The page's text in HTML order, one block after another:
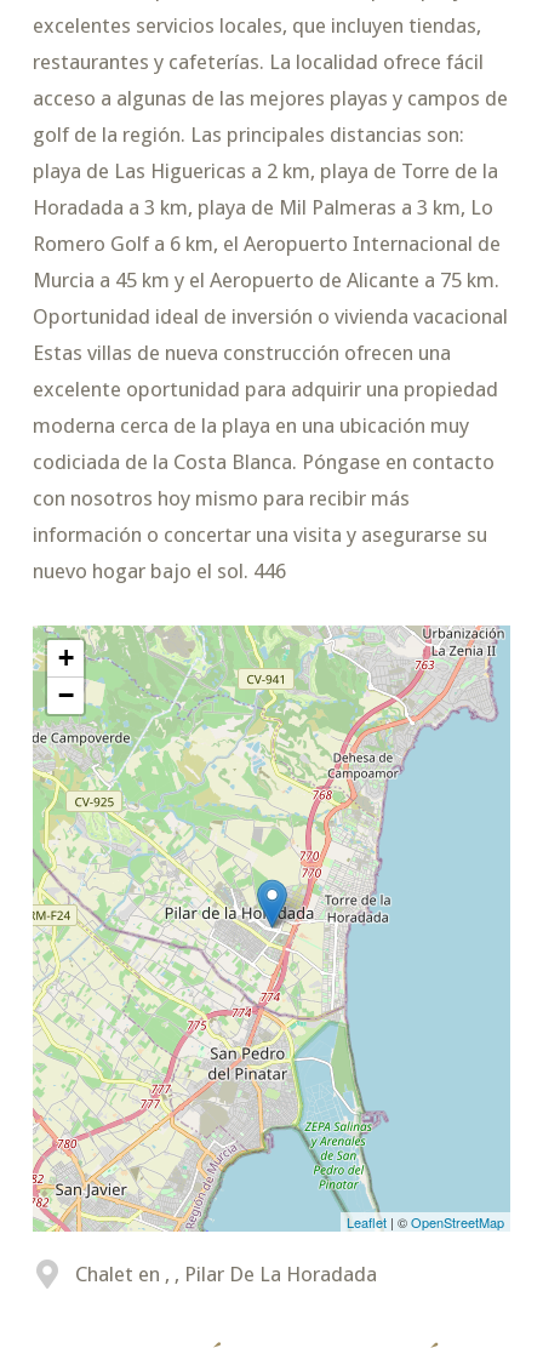
excelentes servicios locales, que incluyen tiendas,
restaurantes y cafeterías. La localidad ofrece fácil
acceso a algunas de las mejores playas y campos de
golf de la región. Las principales distancias son:
playa de Las Higuericas a 2 km, playa de Torre de la
Horadada a 3 km, playa de Mil Palmeras a 3 km, Lo
Romero Golf a 6 km, el Aeropuerto Internacional de
Murcia a 45 km y el Aeropuerto de Alicante a 75 km.
Oportunidad ideal de inversión o vivienda vacacional
Estas villas de nueva construcción ofrecen una
excelente oportunidad para adquirir una propiedad
moderna cerca de la playa en una ubicación muy
codiciada de la Costa Blanca. Póngase en contacto
con nosotros hoy mismo para recibir más
información o concertar una visita y asegurarse su
nuevo hogar bajo el sol. 446
+
−
Leaflet | ©OpenStreetMap
Chalet en , , Pilar De La Horadada